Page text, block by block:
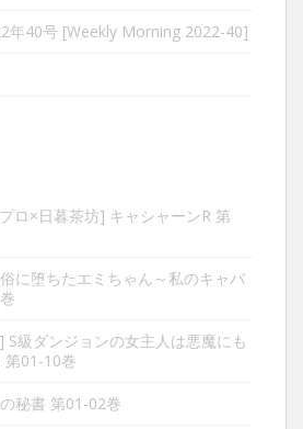
年40号 [Weekly Morning 2022-40]
ロ×日暮茶坊] キャシャーンR 第
に堕ちたエミちゃん～私のキャバ
S級ダンジョンの女主人は悪魔にも
第01-10巻
秘書 第01-02巻